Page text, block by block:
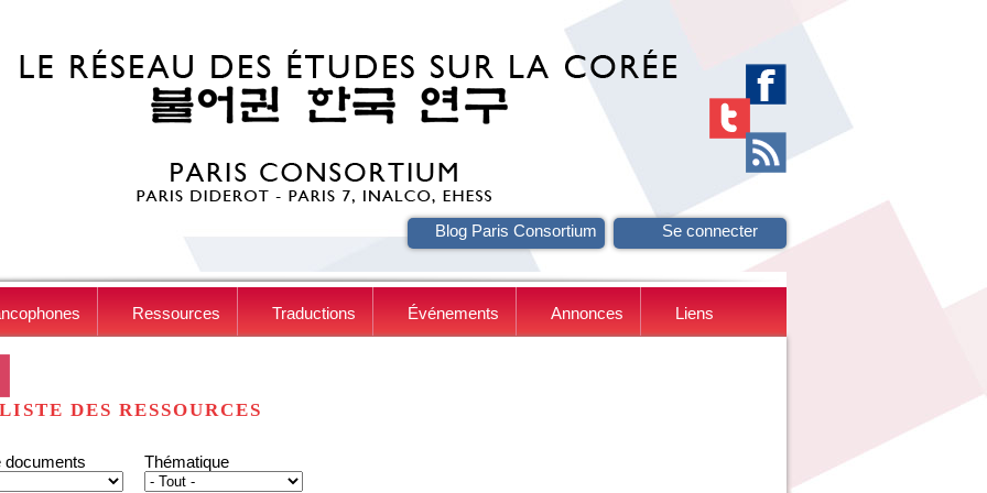
Blog Paris Consortium Se connecter
Ressources Traductions Événements Annonces Liens
LISTE DES RESSOURCES
documents Thématique